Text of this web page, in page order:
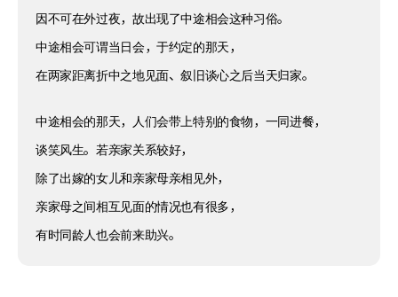
因不可在外过夜，故出现了中途相会这种习俗。
中途相会可谓当日会，于约定的那天，
在两家距离折中之地见面、叙旧谈心之后当天归家。
中途相会的那天，人们会带上特别的食物，一同进餐，
谈笑风生。若亲家关系较好，
除了出嫁的女儿和亲家母亲相见外，
亲家母之间相互见面的情况也有很多，
有时同龄人也会前来助兴。